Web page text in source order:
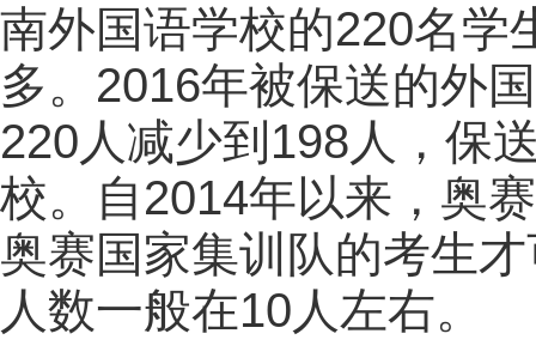
南外国语学校的220名学
多。2016年被保送的外
220人减少到198人，保
校。自2014年以来，奥
奥赛国家集训队的考生
人数一般在10人左右。